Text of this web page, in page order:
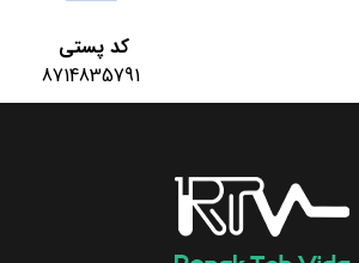
کد پستی
8714835791